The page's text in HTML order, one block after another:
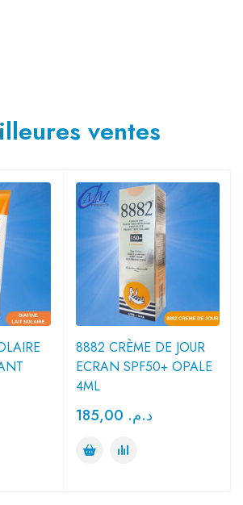
ventes
8882 CRÈME DE JOUR
ECRAN SPF50+ OPALE
4ML
د.م.